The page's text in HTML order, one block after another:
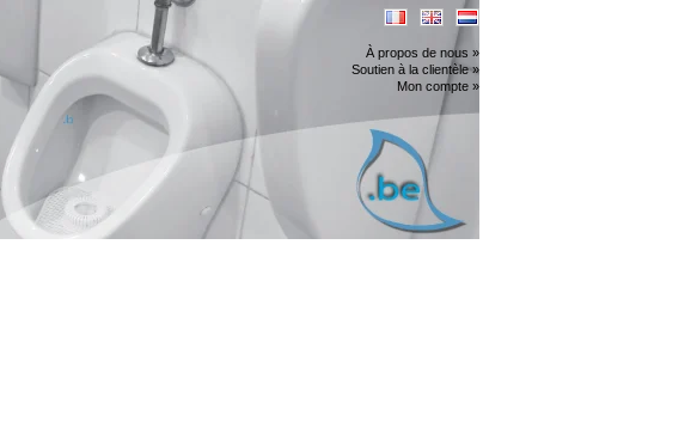
À propos de nous »
Soutien à la clientèle »
Mon compte »